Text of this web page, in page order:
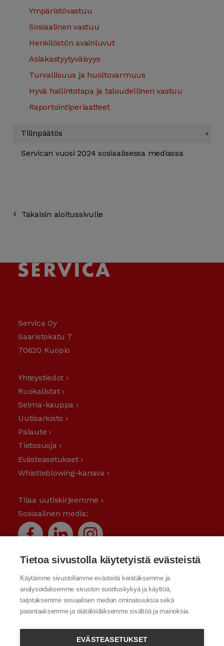
Ympäristö­vastuu
Sosiaalinen vastuu
Henkilöstön avainluvut
Asiakastyytyväisyys
Turvallisuus ja huoltovarmuus
Hyvä hallinto­tapa ja taloudellinen vastuu
Raportointi­periaatteet
Tilin­päätös ›
Servican vuosi 2024 sosiaalisessa mediassa
› Takaisin aloitussivulle
Servica Oy
Saaristokatu 7
70620 Kuopio
Yhteystiedot ›
Ruokalistat ›
Selma-kauppa ›
Uutisarkisto ›
Palaute ›
Tietosuoja ›
Evästeasetukset ›
Whistleblowing-kanava ›
Tilaa uutiskirjeemme ›
Sosiaalinen media:
Tietoa sivustolla käytetyistä evästeistä
Käytämme sivustollamme evästeitä kerätäksemme ja
analysoidaksemme sivuston suorituskykyä ja käyttöä,
tarjotaksemme sosiaalisen median ominaisuuksia sekä
parantaaksemme ja räätälöidäksemme sisältöä ja mainoksia.
EVÄSTEASETUKSET